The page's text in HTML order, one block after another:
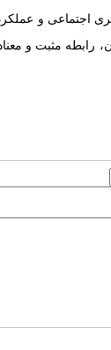
اجتماعی و
رابطه مثبت و